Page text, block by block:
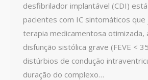
desfibrilador implantável (CDI)
pacientes com IC sintomáticos que
terapia medicamentosa otimizada,
disfunção sistólica grave (FEVE <
distúrbios de condução
duração do complexo…